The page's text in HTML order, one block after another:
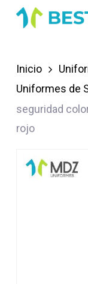
Skip
content
Inicio
Uniformes de
seguridad
rojo